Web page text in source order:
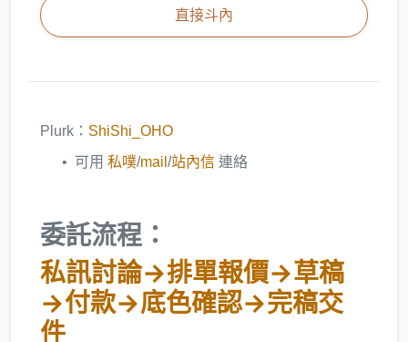
直接斗內
Plurk： ShiShi_OHO
可用 私噗/mail /站內信 連絡
委託流程：
私訊討論→排單報價→草稿
→付款→底色確認→完稿交
件